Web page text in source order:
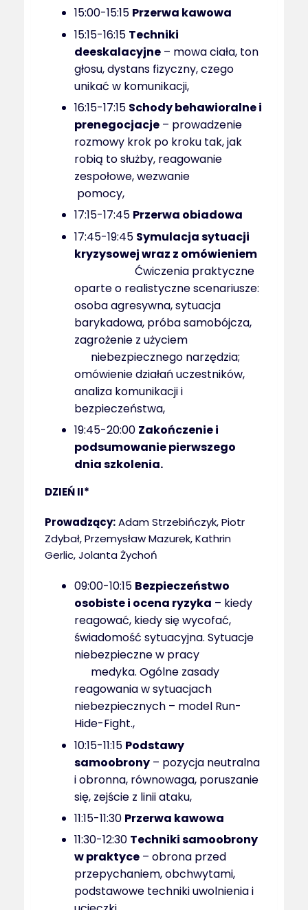
15:00-15:15 Przerwa kawowa
15:15-16:15 Techniki
deeskalacyjne – mowa ciała, ton
głosu, dystans fizyczny, czego
unikać w komunikacji,
16:15-17:15 Schody behawioralne i
prenegocjacje – prowadzenie
rozmowy krok po kroku tak, jak
robią to służby, reagowanie
zespołowe, wezwanie
pomocy,
17:15-17:45 Przerwa obiadowa
17:45-19:45 Symulacja sytuacji
kryzysowej wraz z omówieniem
Ćwiczenia praktyczne
oparte o realistyczne scenariusze:
osoba agresywna, sytuacja
barykadowa, próba samobójcza,
zagrożenie z użyciem
niebezpiecznego narzędzia;
omówienie działań uczestników,
analiza komunikacji i
bezpieczeństwa,
19:45-20:00 Zakończenie i
podsumowanie pierwszego
dnia szkolenia.
DZIEŃ II*
Prowadzący:Adam Strzebińczyk, Piotr
Zdybał, Przemysław Mazurek, Kathrin
Gerlic, Jolanta Żychoń
09:00-10:15 Bezpieczeństwo
osobiste i ocena ryzyka – kiedy
reagować, kiedy się wycofać,
świadomość sytuacyjna. Sytuacje
niebezpieczne w pracy
medyka. Ogólne zasady
reagowania w sytuacjach
niebezpiecznych – model Run-
Hide-Fight.,
10:15-11:15 Podstawy
samoobrony – pozycja neutralna
i obronna, równowaga, poruszanie
się, zejście z linii ataku,
11:15-11:30 Przerwa kawowa
11:30-12:30 Techniki samoobrony
w praktyce – obrona przed
przepychaniem, obchwytami,
podstawowe techniki uwolnienia i